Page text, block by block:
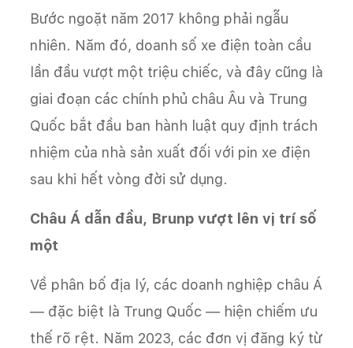
Bước ngoặt năm 2017 không phải ngẫu
nhiên. Năm đó, doanh số xe điện toàn cầu
lần đầu vượt một triệu chiếc, và đây cũng là
giai đoạn các chính phủ châu Âu và Trung
Quốc bắt đầu ban hành luật quy định trách
nhiệm của nhà sản xuất đối với pin xe điện
sau khi hết vòng đời sử dụng.
Châu Á dẫn đầu, Brunp vượt lên vị trí số
một
Về phân bố địa lý, các doanh nghiệp châu Á
— đặc biệt là Trung Quốc — hiện chiếm ưu
thế rõ rệt. Năm 2023, các đơn vị đăng ký từ